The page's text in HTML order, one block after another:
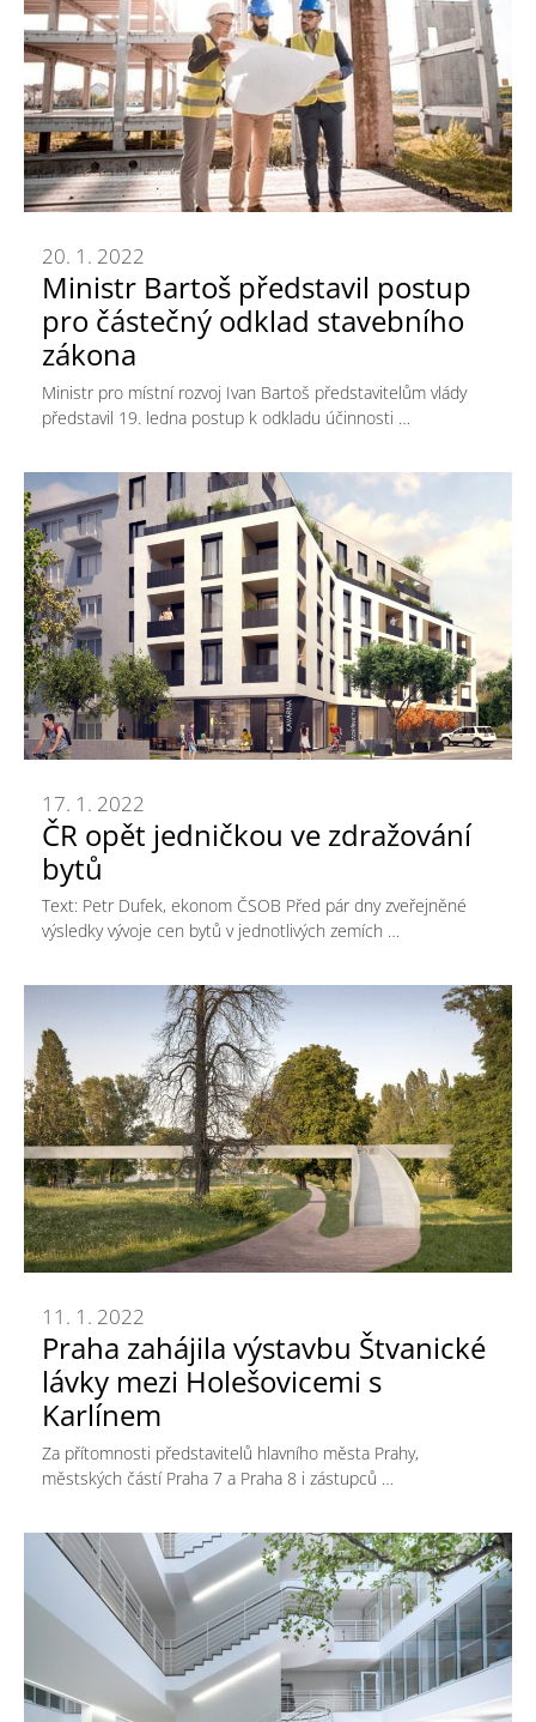
Ministr Bartoš představil postup
pro částečný odklad stavebního
zákona
20. 1. 2022
Ministr pro místní rozvoj Ivan Bartoš představitelům vlády
představil 19. ledna postup k odkladu účinnosti …
ČR opět jedničkou ve zdražování
bytů
17. 1. 2022
Text: Petr Dufek, ekonom ČSOB Před pár dny zveřejněné
výsledky vývoje cen bytů v jednotlivých zemích …
Praha zahájila výstavbu Štvanické
lávky mezi Holešovicemi s
Karlínem
11. 1. 2022
Za přítomnosti představitelů hlavního města Prahy,
městských částí Praha 7 a Praha 8 i zástupců …